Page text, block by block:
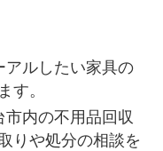
アルしたい家具の
す。
内の不用品回収
りや処分の相談を